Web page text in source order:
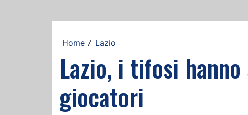
Home / Lazio
Lazio, i tifosi
giocatori